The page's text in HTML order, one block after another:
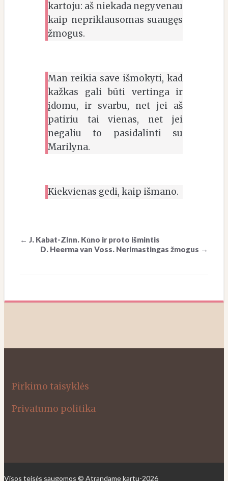
kartoju: aš niekada negyvenau
kaip nepriklausomas suaugęs
žmogus.
Man reikia save išmokyti, kad
kažkas gali būti vertinga ir
įdomu, ir svarbu, net jei aš
patiriu tai vienas, net jei
negaliu to pasidalinti su
Marilyna.
Kiekvienas gedi, kaip išmano.
← J. Kabat-Zinn. Kūno ir proto išmintis
D. Heerma van Voss. Nerimastingas žmogus →
Pirkimo taisyklės
Privatumo politika
Visos teisės saugomos © Atrandame kartu-2026